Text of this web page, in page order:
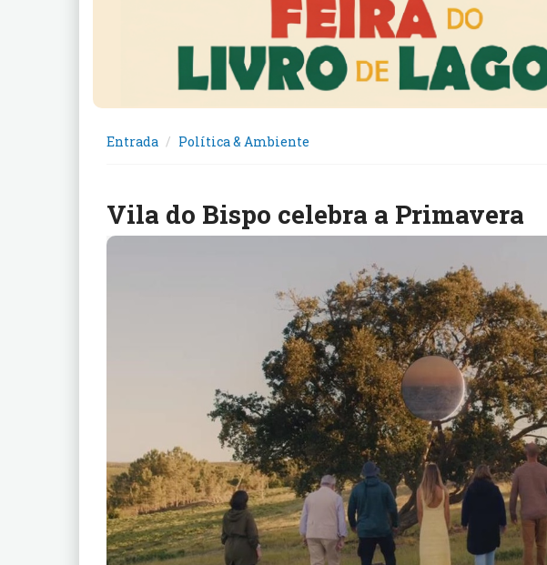
Entrada Política & Ambiente
Vila do Bispo celebra a Primavera